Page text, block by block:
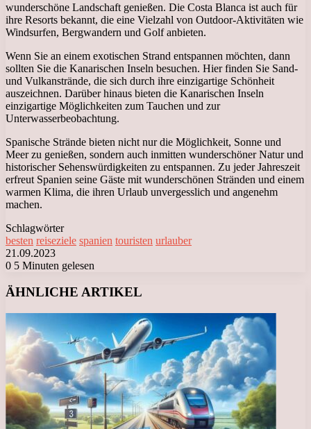
wunderschöne Landschaft genießen. Die Costa Blanca ist auch für
ihre Resorts bekannt, die eine Vielzahl von Outdoor-Aktivitäten wie
Windsurfen, Bergwandern und Golf anbieten.
Wenn Sie an einem exotischen Strand entspannen möchten, dann
sollten Sie die Kanarischen Inseln besuchen. Hier finden Sie Sand-
und Vulkanstrände, die sich durch ihre einzigartige Schönheit
auszeichnen. Darüber hinaus bieten die Kanarischen Inseln
einzigartige Möglichkeiten zum Tauchen und zur
Unterwasserbeobachtung.
Spanische Strände bieten nicht nur die Möglichkeit, Sonne und
Meer zu genießen, sondern auch inmitten wunderschöner Natur und
historischer Sehenswürdigkeiten zu entspannen. Zu jeder Jahreszeit
erfreut Spanien seine Gäste mit wunderschönen Stränden und einem
warmen Klima, die ihren Urlaub unvergesslich und angenehm
machen.
Schlagwörter
besten reiseziele spanien touristen urlauber
21.09.2023
0 5 Minuten gelesen
ÄHNLICHE ARTIKEL